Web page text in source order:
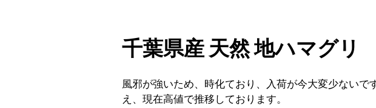
千葉県産 天然 地ハマグリ
風邪が強いため、時化ており、入荷が今大変少ないで
え、現在高値で推移しております。